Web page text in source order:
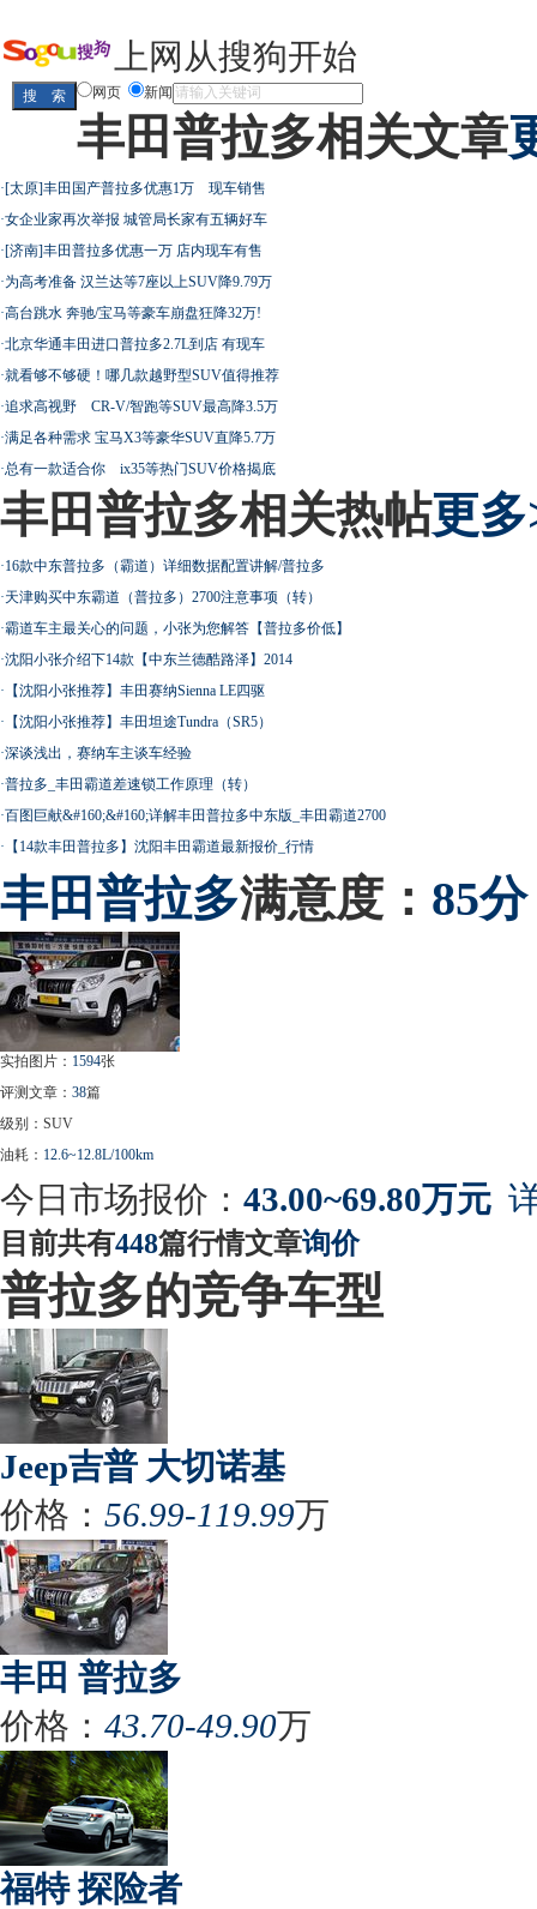
上网从搜狗开始
网页 新闻
丰田普拉多相关文章
·[太原]丰田国产普拉多优惠1万 现车销售
·女企业家再次举报 城管局长家有五辆好车
·[济南]丰田普拉多优惠一万 店内现车有售
·为高考准备 汉兰达等7座以上SUV降9.79万
·高台跳水 奔驰/宝马等豪车崩盘狂降32万!
·北京华通丰田进口普拉多2.7L到店 有现车
·就看够不够硬！哪几款越野型SUV值得推荐
·追求高视野 CR-V/智跑等SUV最高降3.5万
·满足各种需求 宝马X3等豪华SUV直降5.7万
·总有一款适合你 ix35等热门SUV价格揭底
丰田普拉多相关热帖更
·16款中东普拉多（霸道）详细数据配置讲解/普拉多
·天津购买中东霸道（普拉多）2700注意事项（转）
·霸道车主最关心的问题，小张为您解答【普拉多价低】
·沈阳小张介绍下14款【中东兰德酷路泽】2014
· 【沈阳小张推荐】丰田赛纳Sienna LE四驱
· 【沈阳小张推荐】丰田坦途Tundra（SR5）
·深谈浅出，赛纳车主谈车经验
·普拉多_丰田霸道差速锁工作原理（转）
·百图巨献&#160;&#160;详解丰田普拉多中东版_丰田霸道2700
· 【14款丰田普拉多】沈阳丰田霸道最新报价_行情
丰田 普拉多满意度： 85分
实拍图片： 1594张
评测文章： 38篇
级别：SUV
油耗： 12.6~12.8L/100km
今日市场报价： 43.00~69.80万元
目前共有448篇行情文章询价
普拉多的竞争车型
Jeep吉普 大切诺基
价格： 56.99-119.99万
丰田 普拉多
价格： 43.70-49.90万
福特 探险者